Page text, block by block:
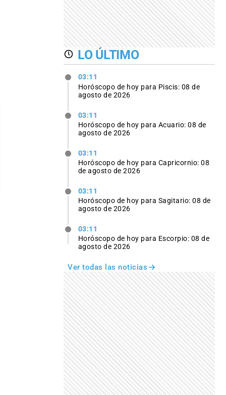
LO ÚLTIMO
03:11
Horóscopo de hoy para Piscis: 08 de
agosto de 2026
03:11
Horóscopo de hoy para Acuario: 08 de
agosto de 2026
03:11
Horóscopo de hoy para Capricornio: 08
de agosto de 2026
03:11
Horóscopo de hoy para Sagitario: 08 de
agosto de 2026
03:11
Horóscopo de hoy para Escorpio: 08 de
agosto de 2026
Ver todas las noticias